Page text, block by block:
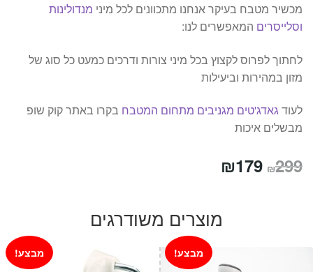
מכשיר מטבח בעיקר אנחנו מתכוונים לכל מיני מנדולינות
וסלייסרים המאפשרים לנו:
לחתוך לפרוס לקצוץ בכל מיני צורות ודרכים כמעט כל סוג של
מזון במהירות וביעילות
לעודגאדג'טים מגניבים מתחום המטבח בקרו באתר קוק שופ
מבשלים איכות
₪299 המחיר
₪179
הוא:
₪179.
מוצרים משודרגים
מבצע! מבצע!